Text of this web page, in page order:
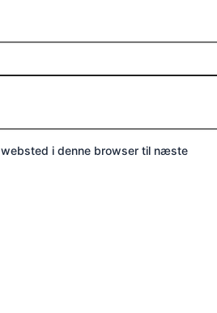
websted i denne browser til næste